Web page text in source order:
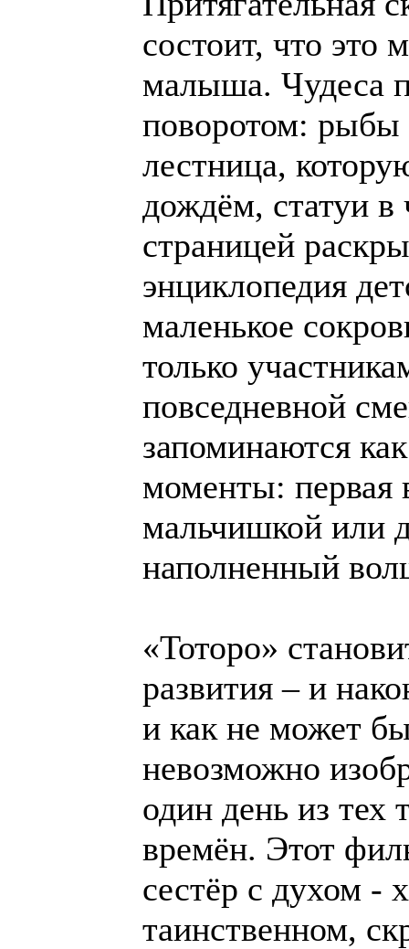
состоит, что это
малыша. Чудеса
поворотом: рыбы
лестница,
дождём, статуи в
страницей
энциклопедия
маленькое
только
повседневной
запоминаются
моменты: первая
мальчишкой или
наполненный
«Тоторо»
развития – и
и как не может
невозможно
один день из тех
времён. Этот
сестёр с духом -
таинственном,